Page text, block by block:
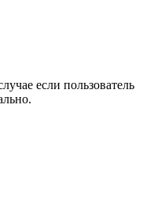
если пользователь